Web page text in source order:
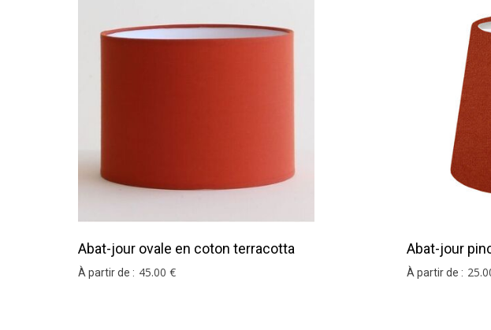
Si vous ne trouvez pas votre coloris ou votre dimension, n'hésitez
Abat-jour ovale en coton terracotta
À partir de : 45.00 €
Abat-jour
terracotta
À partir de : 25